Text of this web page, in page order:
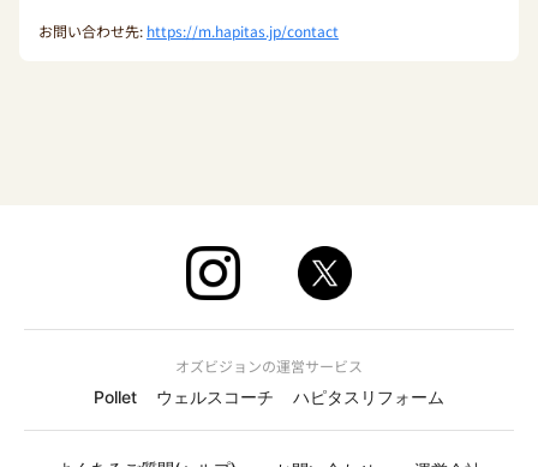
お問い合わせ先: https://m.hapitas.jp/contact
オズビジョンの運営サービス
Pollet
ウェルスコーチ ハピタスリフォーム